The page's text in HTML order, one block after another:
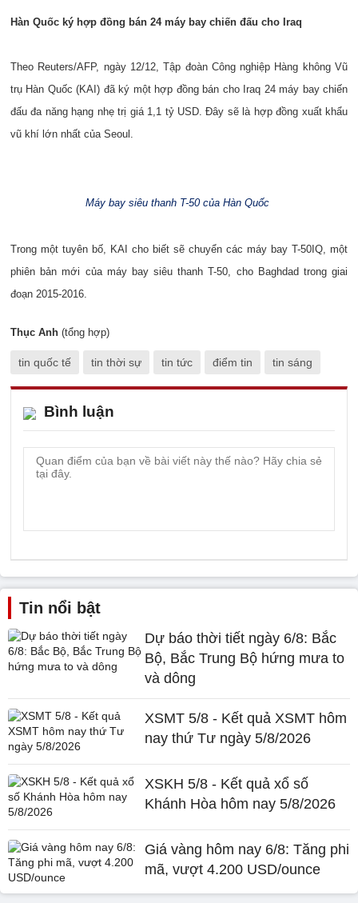
Hàn Quốc ký hợp đồng bán 24 máy bay chiến đấu cho Iraq
Theo Reuters/AFP, ngày 12/12, Tập đoàn Công nghiệp Hàng không Vũ
trụ Hàn Quốc (KAI) đã ký một hợp đồng bán cho Iraq 24 máy bay chiến
đấu đa năng hạng nhẹ trị giá 1,1 tỷ USD. Đây sẽ là hợp đồng xuất khẩu
vũ khí lớn nhất của Seoul.
Máy bay siêu thanh T-50 của Hàn Quốc
Trong một tuyên bố, KAI cho biết sẽ chuyển các máy bay T-50IQ, một
phiên bản mới của máy bay siêu thanh T-50, cho Baghdad trong giai
đoạn 2015-2016.
Thục Anh (tổng hợp)
tin quốc tế tin thời sự tin tức điểm tin tin sáng
Bình luận
Tin nổi bật
Dự báo thời tiết ngày 6/8: Bắc
Bộ, Bắc Trung Bộ hứng mưa to
và dông
XSMT 5/8 - Kết quả XSMT hôm
nay thứ Tư ngày 5/8/2026
XSKH 5/8 - Kết quả xổ số
Khánh Hòa hôm nay 5/8/2026
Giá vàng hôm nay 6/8: Tăng phi
mã, vượt 4.200 USD/ounce